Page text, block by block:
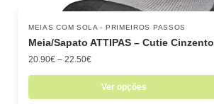
MEIAS COM SOLA - PRIMEIROS PASSOS
Meia/Sapato ATTIPAS – Cutie Cinzento
20.90€ – 22.50€
Ver opções